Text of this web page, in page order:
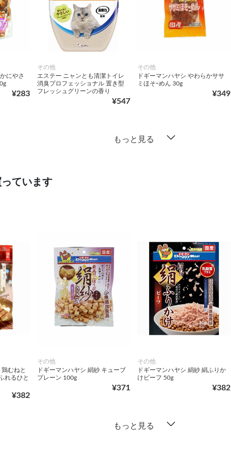
にやさ
¥283
その他
エステー ニャンとも清潔トイレ
消臭プロフェッショナル 置き型
フレッシュグリーンの香り
¥547
その他
ドギーマンハヤシ やわらかササ
ミほそｰめん 30g
¥349
もっと見る
ています
むねと
れるひと
¥382
その他
ドギーマンハヤシ 絹紗 キューブ
プレーン 100g
¥371
その他
ドギーマンハヤシ 絹紗 絹ふりか
けビーフ 50g
¥382
もっと見る